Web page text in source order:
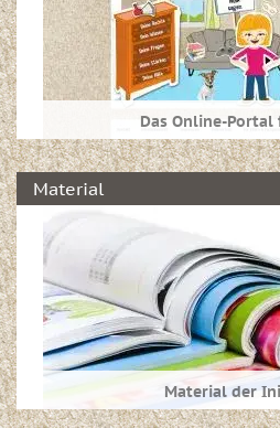
Das Online-
Das Onlineportal trau-
bis zwölfjährige
Informieren Sie sich hier,
die Kinder auf den Seiten
und wie dieses
Material
Material der
Hier finden Sie alle Medien,